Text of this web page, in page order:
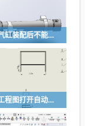
SolidWorks气缸装配后不能移动？溪风给你解决方法
SolidWorks工程图打开自动全屏方法